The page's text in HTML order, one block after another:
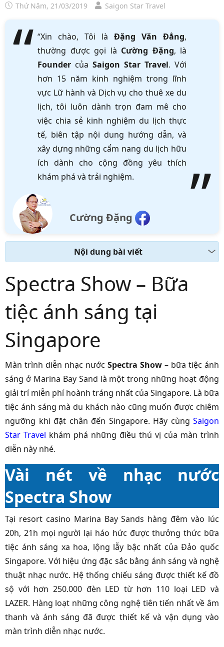
Thứ Năm, 21/03/2019 Saigon Star Travel
“Xin chào, Tôi là Đặng Văn Đẳng,
thường được gọi là Cường Đặng, là
Founder của Saigon Star Travel. Với
hơn 15 năm kinh nghiệm trong lĩnh
vực Lữ hành và Dịch vụ cho thuê xe du
lịch, tôi luôn dành trọn đam mê cho
việc chia sẻ kinh nghiệm du lịch thực
tế, biên tập nội dung hướng dẫn, và
xây dựng những cẩm nang du lịch hữu
ích dành cho cộng đồng yêu thích
khám phá và trải nghiệm.
Cường Đặng
Nội dung bài viết
Spectra Show – Bữa
tiệc ánh sáng tại
Singapore
Màn trình diễn nhạc nước Spectra Show – bữa tiệc ánh
sáng ở Marina Bay Sand là một trong những hoạt động
giải trí miễn phí hoành tráng nhất của Singapore. Là bữa
tiệc ánh sáng mà du khách nào cũng muốn được chiêm
ngưỡng khi đặt chân đến Singapore. Hãy cùng Saigon
Star Travel khám phá những điều thú vị của màn trình
diễn này nhé.
Vài nét về nhạc nước
Spectra Show
Tại resort casino Marina Bay Sands hàng đêm vào lúc
20h, 21h mọi người lại háo hức được thưởng thức bữa
tiệc ánh sáng xa hoa, lộng lẫy bậc nhất của Đảo quốc
Singapore. Với hiệu ứng đặc sắc bằng ánh sáng và nghệ
thuật nhạc nước. Hệ thống chiếu sáng được thiết kế đồ
sộ với hơn 250.000 đèn LED từ hơn 110 loại LED và
LAZER. Hàng loạt những công nghệ tiên tiến nhất về âm
thanh và ánh sáng đã được thiết kế và vận dụng vào
màn trình diễn nhạc nước.